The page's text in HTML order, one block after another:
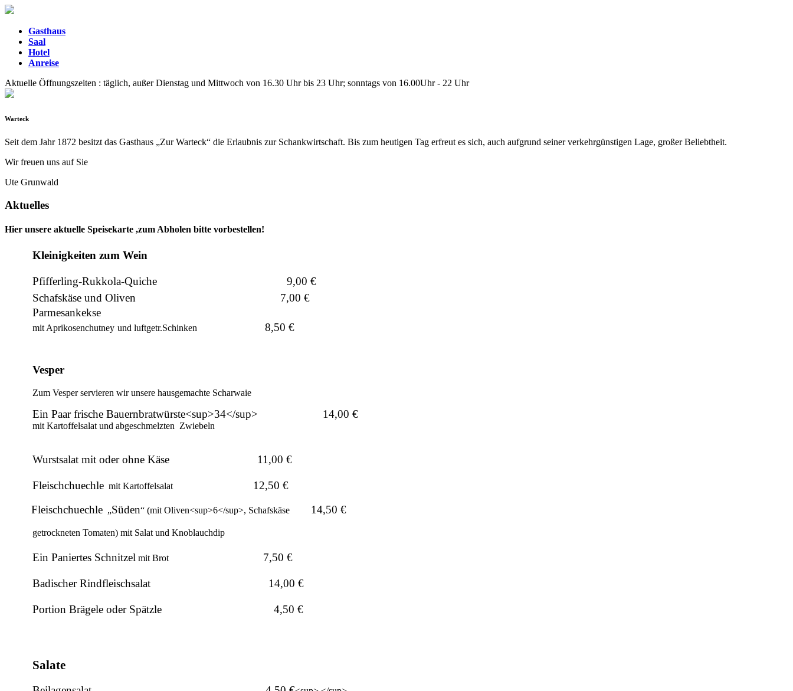
Gasthaus
Saal
Hotel
Anreise
Aktuelle Öffnungszeiten : täglich, außer Dienstag und Mittwoch von 16.30 Uhr bis 23 Uhr; sonntags von 16.00Uhr - 22 Uhr
Warteck
Seit dem Jahr 1872 besitzt das Gasthaus „Zur Warteck“ die Erlaubnis zur Schankwirtschaft. Bis zum heutigen Tag erfreut es sich, auch aufgrund seiner verkehrgünstigen Lage, großer Beliebtheit.
Wir freuen uns auf Sie
Ute Grunwald
Aktuelles
Hier unsere aktuelle Speisekarte ,zum Abholen bitte vorbestellen!
Kleinigkeiten zum Wein
Pfifferling-Rukkola-Quiche
9,00 €
Schafskäse und Oliven
7,00 €
Parmesankekse
mit Aprikosenchutney und luftgetr.Schinken 8,50 €
Vesper
Zum Vesper servieren wir unsere hausgemachte Scharwaie
Ein Paar frische Bauernbratwürste<sup>34</sup> 14,00 €
mit Kartoffelsalat und abgeschmelzten Zwiebeln
Wurstsalat mit oder ohne Käse 11,00 €
Fleischchuechle mit Kartoffelsalat
12,50 €
Fleischchuechle „Süden“ (mit Oliven<sup>6</sup>, Schafskäse 14,50 €
getrockneten Tomaten) mit Salat und Knoblauchdip
Ein Paniertes Schnitzel mit Brot 7,50 €
Badischer Rindfleischsalat 14,00 €
Portion Brägele oder Spätzle 4,50 €
Salate